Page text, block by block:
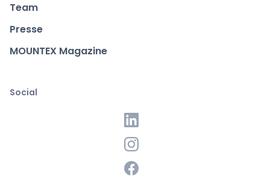
Team
Presse
MOUNTEX Magazine
Social